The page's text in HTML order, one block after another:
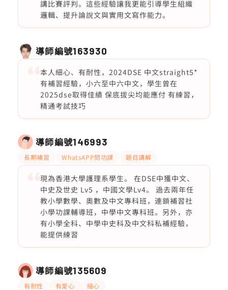
講比賽評判。這些經驗讓我更能引導學生組織
邏輯、提升論說文與實用文寫作能力。
導師編號163930
本人細心、有耐性，2024DSE 中文straight5*
有補習經驗，小六至中六中文，學生曾在
2025dse取得佳績 保底拔尖均能應付 有練習，
精通考試技巧
導師編號146993
長期補習 WhatsAPP問功課 題目講解
現為香港大學護理系學生。 在DSE中獲中文、
中史及世史 Lv5 ，中國文學Lv4。 過去兩年任
教小學數學、奧數及中文專科班，連鎖補習社
小學功課輔導班，中學中文專科班。另外，亦
有小學全科、中學中史科及中文科私補經驗，
能提供練習
導師編號135609
有耐性 有愛心 細心